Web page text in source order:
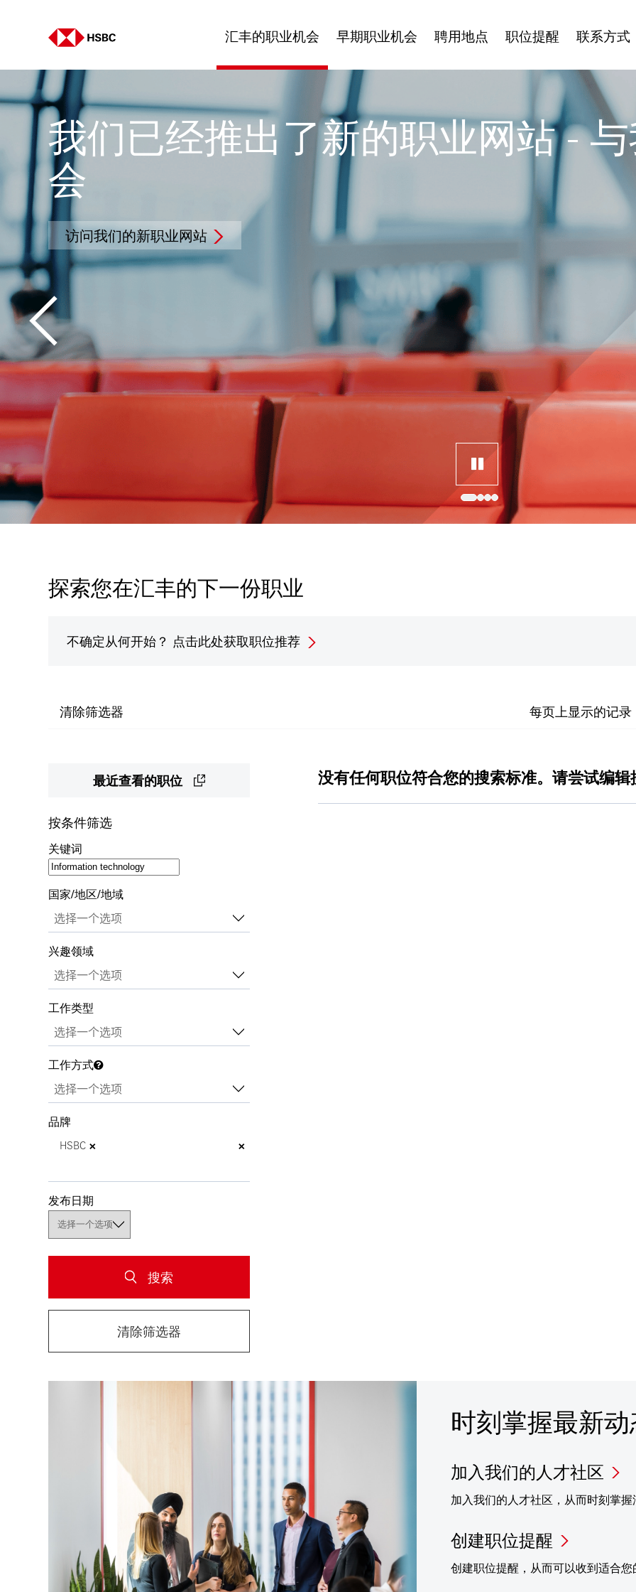
汇丰的职业机会 早期职业机会 聘用地点 职位提醒 联系方式
我们已经推出了新的职业网站 -
会
访问我们的新职业网站
探索您在汇丰的下一份职业
不确定从何开始？ 点击此处获取职位推荐
清除筛选器 每页上显示的记录
最近查看的职位
按条件筛选
关键词
国家/地区/地域
兴趣领域
工作类型
工作方式
品牌
×
HSBC ×
发布日期
搜索
清除筛选器
没有任何职位符合您的搜索标准。请尝试编辑
时刻掌握最新动
加入我们的人才社区
加入我们的人才社区，从而时刻掌握
创建职位提醒
创建职位提醒，从而可以收到适合您